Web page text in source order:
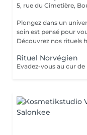
5, rue du Cimetière,
Plongez dans un
soin est pensé pour
Découvrez nos rituels
Rituel Norvégien